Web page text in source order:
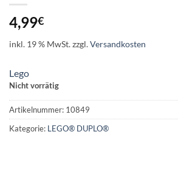
4,99€
inkl. 19 % MwSt.zzgl.Versandkosten
Lego
Nicht vorrätig
Artikelnummer: 10849
Kategorie: LEGO® DUPLO®